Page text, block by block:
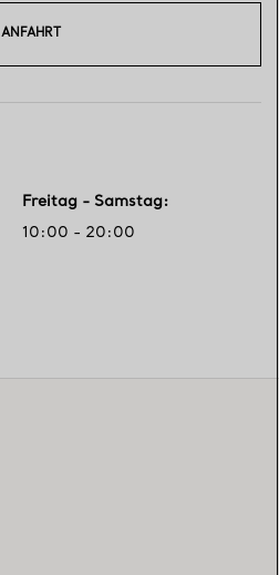
ANFAHRT
Freitag - Samstag:
10:00 - 20:00